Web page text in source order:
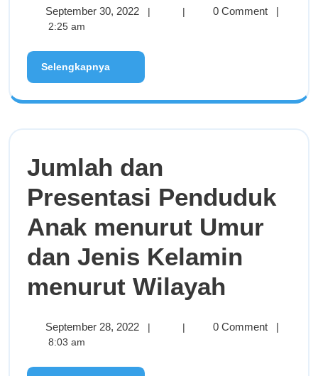
September 30, 2022 | | 0 Comment |
2:25 am
Selengkapnya
Jumlah dan
Presentasi Penduduk
Anak menurut Umur
dan Jenis Kelamin
menurut Wilayah
September 28, 2022 | | 0 Comment |
8:03 am